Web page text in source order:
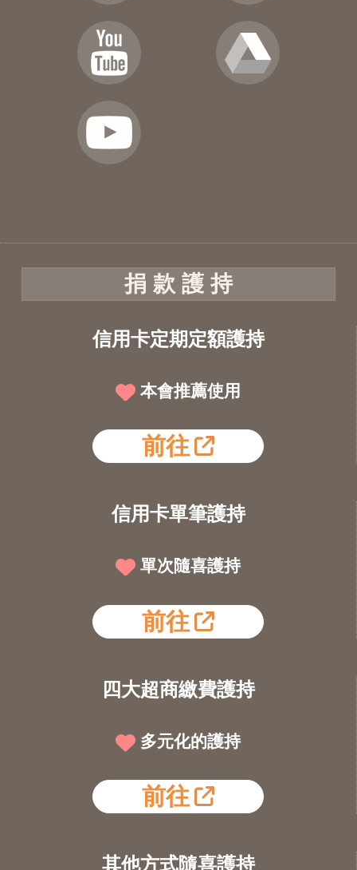
捐 款 護 持
信用卡定期定額護持
本會推薦使用
前往
信用卡單筆護持
單次隨喜護持
前往
四大超商繳費護持
多元化的護持
前往
其他方式隨喜護持